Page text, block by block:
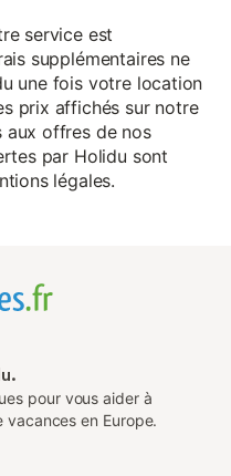
service est
supplémentaires ne
une fois votre location
prix affichés sur notre
aux offres de nos
par Holidu sont
légales.
pour vous aider à
vacances en Europe.